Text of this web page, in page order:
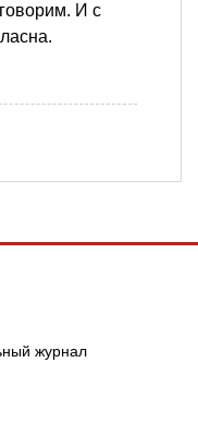
И с
журнал